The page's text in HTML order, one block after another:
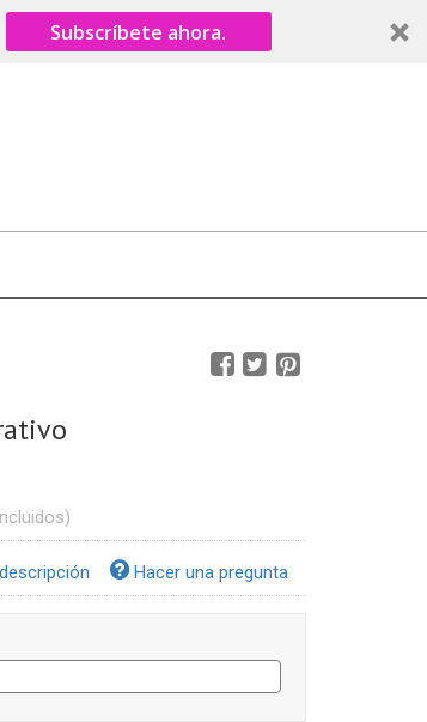
Subscríbete ahora.
Hacer una pregunta